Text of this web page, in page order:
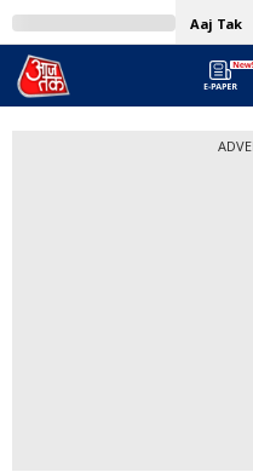
Aaj Tak